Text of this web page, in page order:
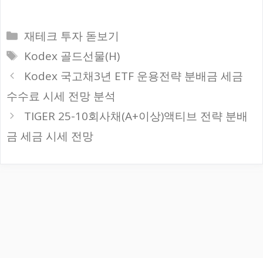
카
테
리
재테크 투자 돋보기
태
그
Kodex 골드선물(H)
Kodex 국고채3년 ETF 운용전략 분배금 세금
수수료 시세 전망 분석
TIGER 25-10회사채(A+이상)액티브 전략 분배
금 세금 시세 전망